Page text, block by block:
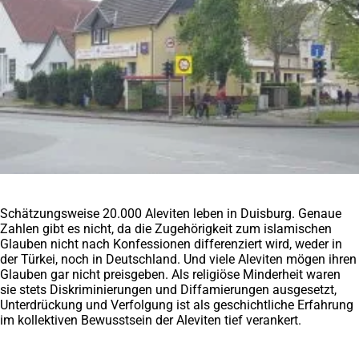
Schätzungsweise 20.000 Aleviten leben in Duisburg. Genaue
Zahlen gibt es nicht, da die Zugehörigkeit zum islamischen
Glauben nicht nach Konfessionen differenziert wird, weder in
der Türkei, noch in Deutschland. Und viele Aleviten mögen ihren
Glauben gar nicht preisgeben. Als religiöse Minderheit waren
sie stets Diskriminierungen und Diffamierungen ausgesetzt,
Unterdrückung und Verfolgung ist als geschichtliche Erfahrung
im kollektiven Bewusstsein der Aleviten tief verankert.